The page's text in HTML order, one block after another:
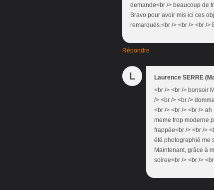
demande<br /> beaucoup de
Bravo pour avoir mis ici ces
remarqués.<br /> <br /> <br />
Répondre
L Laurence SERRE
<br /> <br /> bonsoir
/> <br /> <br />
<br /> <br /> <br />
meme trop moderne
frappée<br /> <br />
été photographié me
Maintenant, grâce à
soiree<br /> <br />